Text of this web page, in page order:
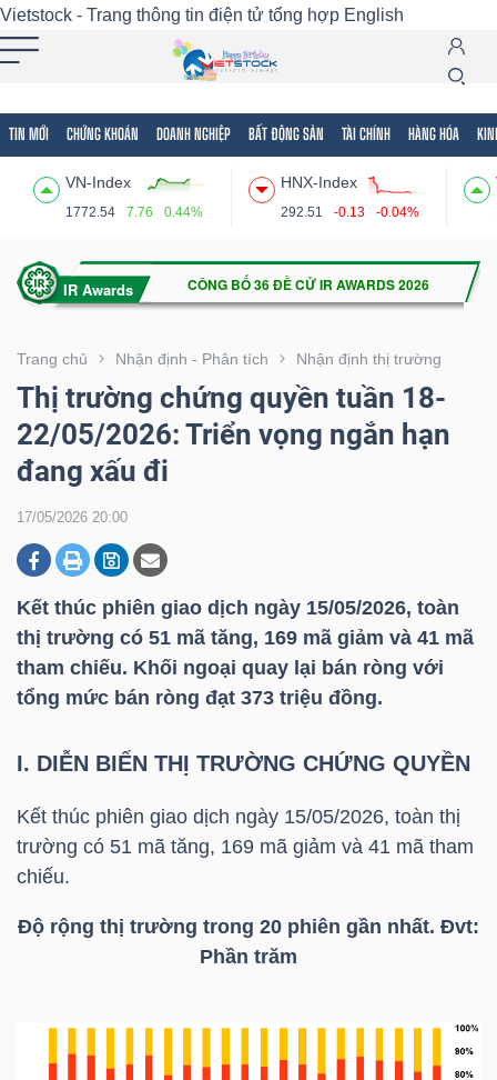
Vietstock - Trang thông tin điện tử tổng hợp English
TIN MỚI CHỨNG KHOÁN DOANH NGHIỆP BẤT ĐỘNG SẢN TÀI CHÍNH HÀNG HÓA
VN-Index
1772.54 7.76 0.44%
HNX-Index
292.51 -0.13 -0.04%
Trang chủ Nhận định - Phân tích Nhận định thị trường
Thị trường chứng quyền tuần 18-
22/05/2026: Triển vọng ngắn hạn
đang xấu đi
17/05/2026 20:00
Kết thúc phiên giao dịch ngày 15/05/2026, toàn
thị trường có 51 mã tăng, 169 mã giảm và 41 mã
tham chiếu. Khối ngoại quay lại bán ròng với
tổng mức bán ròng đạt 373 triệu đồng.
I. DIỄN BIẾN THỊ TRƯỜNG CHỨNG QUYỀN
Kết thúc phiên giao dịch ngày 15/05/2026, toàn thị
trường có 51 mã tăng, 169 mã giảm và 41 mã tham
chiếu.
Độ rộng thị trường trong 20 phiên gần nhất. Đvt:
Phần trăm
Tất cả Tính năng Ngành Mã chứng khoán
Tính
(-)
VIETSTOCK
CHỨNG
KHOÁN
DOANH
NGHIỆP
BẤT
SẢN
TÀI